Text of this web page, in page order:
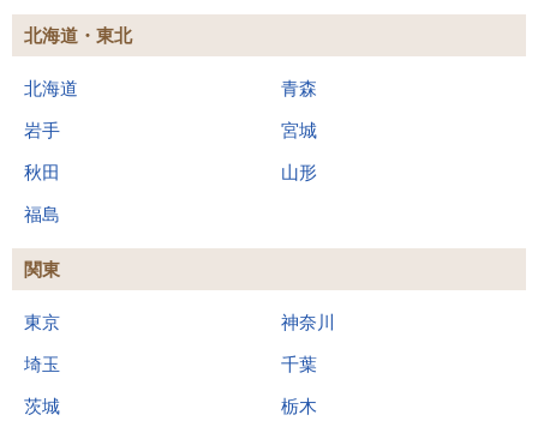
北海道・東北
北海道 青森
岩手 宮城
秋田 山形
福島
関東
東京 神奈川
埼玉 千葉
茨城 栃木